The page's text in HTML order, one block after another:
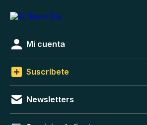
Mi cuenta
Suscríbete
Newsletters